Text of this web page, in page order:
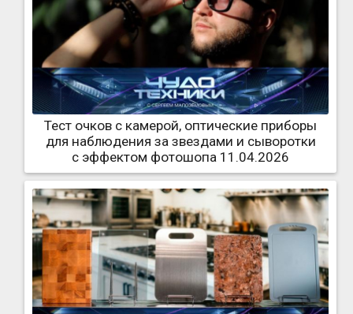
Тест очков с камерой, оптические приборы
для наблюдения за звездами и сыворотки
с эффектом фотошопа 11.04.2026